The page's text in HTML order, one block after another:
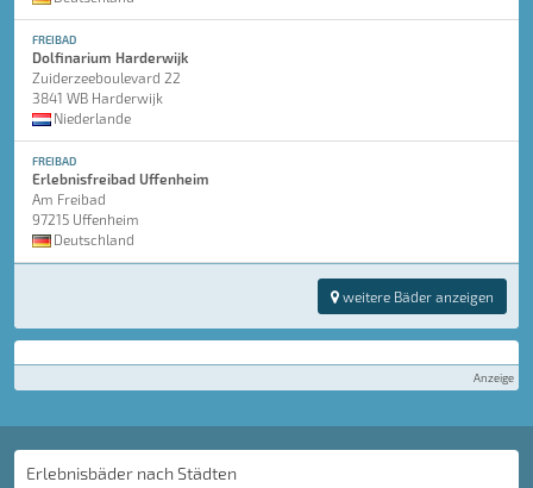
FREIBAD
Dolfinarium Harderwijk
Zuiderzeeboulevard 22
3841 WB Harderwijk
Niederlande
FREIBAD
Erlebnisfreibad Uffenheim
Am Freibad
97215 Uffenheim
Deutschland
weitere Bäder anzeigen
Anzeige
Erlebnisbäder nach Städten